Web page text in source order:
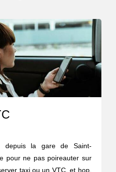
depuis la gare de Saint-
pour ne pas poireauter sur
taxi ou un VTC, et hop,